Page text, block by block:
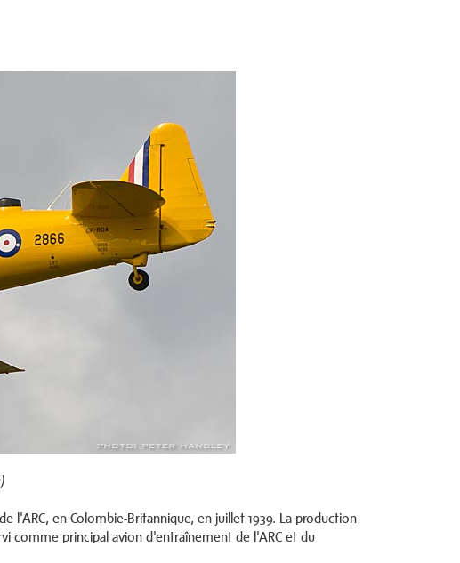
l'ARC, en Colombie-Britannique, en juillet 1939. La production
comme principal avion d'entraînement de l'ARC et du